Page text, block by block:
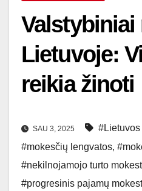
Valstybiniai
Lietuvoje:
reikia žinoti
SAU 3, 2025
#mokesčių lengvatos,
#nekilnojamojo turto
#progresinis pajamų